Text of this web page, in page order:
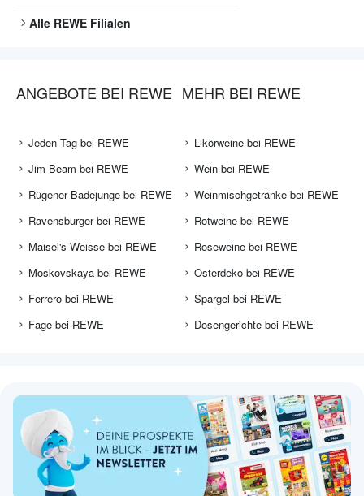
Alle REWE Filialen
ANGEBOTE BEI REWE
Jeden Tag bei REWE
Jim Beam bei REWE
Rügener Badejunge bei REWE
Ravensburger bei REWE
Maisel's Weisse bei REWE
Moskovskaya bei REWE
Ferrero bei REWE
Fage bei REWE
MEHR BEI REWE
Likörweine bei REWE
Wein bei REWE
Weinmischgetränke bei REWE
Rotweine bei REWE
Roseweine bei REWE
Osterdeko bei REWE
Spargel bei REWE
Dosengerichte bei REWE